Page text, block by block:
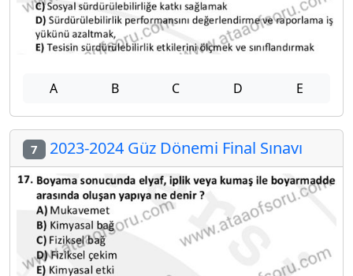
A B C D E
7 2023-2024 Güz Dönemi Final Sınavı